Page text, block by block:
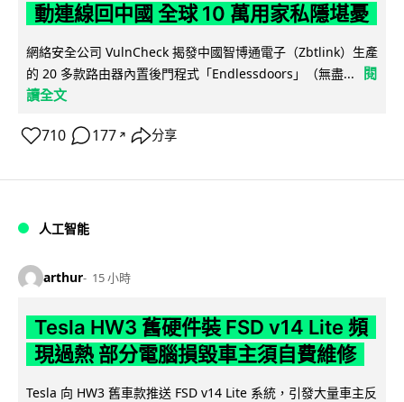
動連線回中國 全球 10 萬用家私隱堪憂
網絡安全公司 VulnCheck 揭發中國智博通電子（Zbtlink）生產
的 20 多款路由器內置後門程式「Endlessdoors」（無盡...
閱
讀全文
710 177 ↗ 分享
人工智能
arthur 15 小時
Tesla HW3 舊硬件裝 FSD v14 Lite 頻
現過熱 部分電腦損毀車主須自費維修
Tesla 向 HW3 舊車款推送 FSD v14 Lite 系統，引發大量車主反